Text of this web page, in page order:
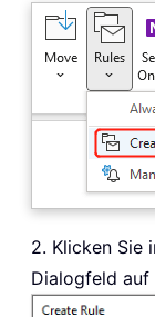
2. Klicken Sie
Dialogfeld auf